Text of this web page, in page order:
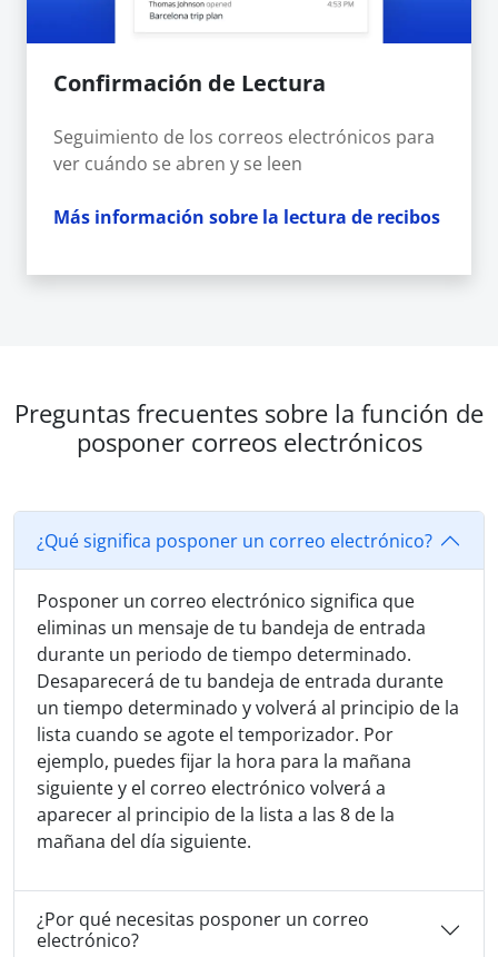
Confirmación de Lectura
Seguimiento de los correos electrónicos para
ver cuándo se abren y se leen
Más información sobre la lectura de recibos
Preguntas frecuentes sobre la función de
posponer correos electrónicos
¿Qué significa posponer un correo electrónico?
Posponer un correo electrónico significa que
eliminas un mensaje de tu bandeja de entrada
durante un periodo de tiempo determinado.
Desaparecerá de tu bandeja de entrada durante
un tiempo determinado y volverá al principio de la
lista cuando se agote el temporizador. Por
ejemplo, puedes fijar la hora para la mañana
siguiente y el correo electrónico volverá a
aparecer al principio de la lista a las 8 de la
mañana del día siguiente.
¿Por qué necesitas posponer un correo
electrónico?